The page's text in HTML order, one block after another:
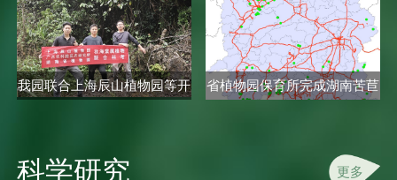
我园联合上海辰山植物园等开
省植物园保育所完成湖南苦苣
科学研究 更多